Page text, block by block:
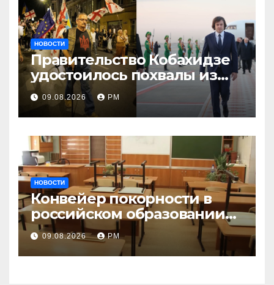
НОВОСТИ
Правительство Кобахидзе
удостоилось похвалы из
Москвы
09.08.2026 РМ
НОВОСТИ
Конвейер покорности в
российском образовании
наталкивается на
сопротивление
09.08.2026 РМ